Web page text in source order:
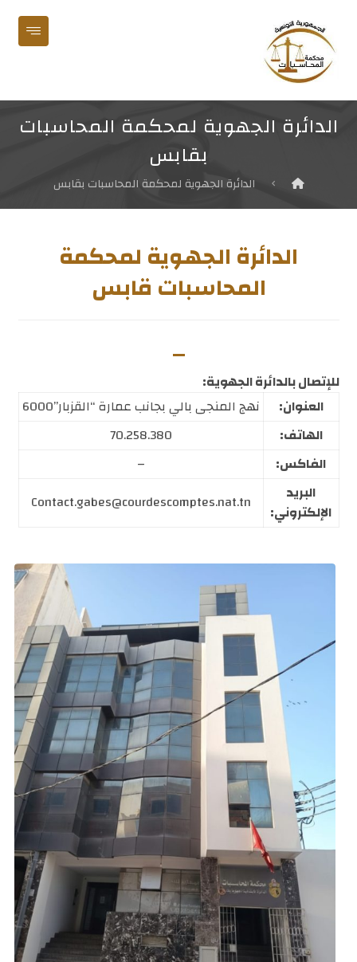
الدائرة الجهوية لمحكمة المحاسبات
بقابس
الدائرة الجهوية لمحكمة المحاسبات بقابس
الدائرة الجهوية لمحكمة
المحاسبات قابس
للإتصال بالدائرة الجهوية:
العنوان:
نهج المنجى بالي بجانب عمارة “القزبار”6000
الهاتف:
70.258.380
الفاكس:
–
البريد
الإلكتروني:
Contact.gabes@courdescomptes.nat.tn